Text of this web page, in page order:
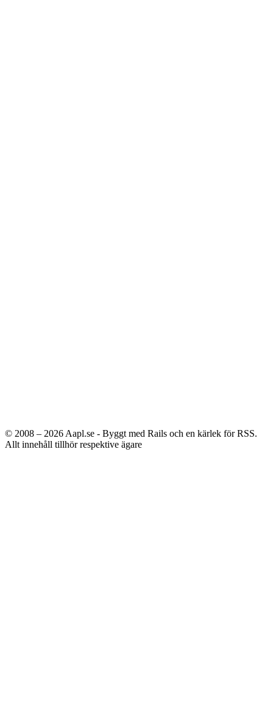
© 2008 – 2026 Aapl.se - Byggt med Rails och en kärlek för RSS.
Allt innehåll tillhör respektive ägare